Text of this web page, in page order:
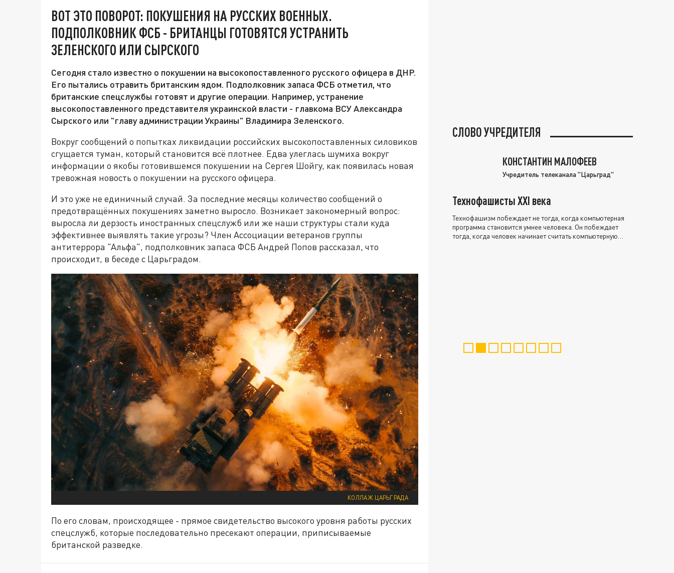
ВОТ ЭТО ПОВОРОТ: ПОКУШЕНИЯ НА РУССКИХ ВОЕННЫХ.
ПОДПОЛКОВНИК ФСБ - БРИТАНЦЫ ГОТОВЯТСЯ УСТРАНИТЬ
ЗЕЛЕНСКОГО ИЛИ СЫРСКОГО
Сегодня стало известно о покушении на высокопоставленного русского офицера в ДНР.
Его пытались отравить британским ядом. Подполковник запаса ФСБ отметил, что
британские спецслужбы готовят и другие операции. Например, устранение
высокопоставленного представителя украинской власти - главкома ВСУ Александра
Сырского или "главу администрации Украины" Владимира Зеленского.
Вокруг сообщений о попытках ликвидации российских высокопоставленных силовиков
сгущается туман, который становится всё плотнее. Едва улеглась шумиха вокруг
информации о якобы готовившемся покушении на Сергея Шойгу, как появилась новая
тревожная новость о покушении на русского офицера.
И это уже не единичный случай. За последние месяцы количество сообщений о
предотвращённых покушениях заметно выросло. Возникает закономерный вопрос:
выросла ли дерзость иностранных спецслужб или же наши структуры стали куда
эффективнее выявлять такие угрозы? Член Ассоциации ветеранов группы
антитеррора "Альфа", подполковник запаса ФСБ Андрей Попов рассказал, что
происходит, в беседе с Царьградом.
КОЛЛАЖ ЦАРЬГРАДА
По его словам, происходящее - прямое свидетельство высокого уровня работы русских
спецслужб, которые последовательно пресекают операции, приписываемые
британской разведке.
СЛОВО УЧРЕДИТЕЛЯ
КОНСТАНТИН МАЛОФЕЕВ
Учредитель телеканала "Царьград"
Технофашисты XXI века
Технофашизм побеждает не тогда, когда компьютерная
программа становится умнее человека. Он побеждает
тогда, когда человек начинает считать компьютерную